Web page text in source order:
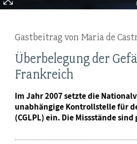
Gastbeitrag von Maria de
Überbelegung der
Frankreich
Im Jahr 2007 setzte die
unabhängige Kontrollstelle für
(CGLPL) ein. Die Missstände sind